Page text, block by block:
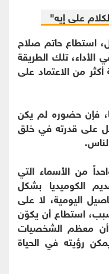
استطاع حاتم صلاح
الأداء، تلك الطريقة
أكثر من الاعتماد على
فإن حضوره لم يكن
على قدرته في خلق
من الأسماء التي
الكوميديا بشكل
اليومية، لا على
استطاع أن يكوّن
أن معظم الشخصيات
رؤيته في الحياة